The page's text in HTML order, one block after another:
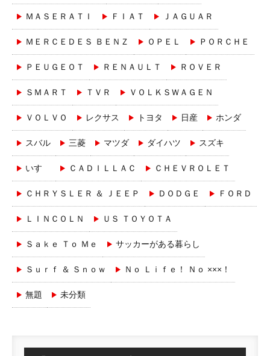
ＭＡＳＥＲＡＴＩ ＦＩＡＴ ＪＡＧＵＡＲ
ＭＥＲＣＥＤＥＳ ＢＥＮＺ ＯＰＥＬ ＰＯＲＣＨＥ
ＰＥＵＧＥＯＴ ＲＥＮＡＵＬＴ ＲＯＶＥＲ
ＳＭＡＲＴ ＴＶＲ ＶＯＬＫＳＷＡＧＥＮ
ＶＯＬＶＯ レクサス トヨタ 日産 ホンダ
スバル 三菱 マツダ ダイハツ スズキ
いすゞ ＣＡＤＩＬＬＡＣ ＣＨＥＶＲＯＬＥＴ
ＣＨＲＹＳＬＥＲ ＆ ＪＥＥＰ ＤＯＤＧＥ ＦＯＲＤ
ＬＩＮＣＯＬＮ ＵＳ ＴＯＹＯＴＡ
Ｓａｋｅ Ｔｏ Ｍｅ サッカーがある暮らし
Ｓｕｒｆ ＆ Ｓｎｏｗ Ｎｏ Ｌｉｆｅ！ Ｎｏ ×××！
無題 未分類